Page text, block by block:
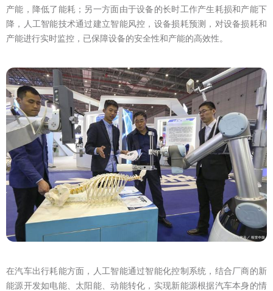
产能，降低了能耗；另一方面由于设备的长时工作产生耗损和产能下
降，人工智能技术通过建立智能风控，设备损耗预测，对设备损耗和
产能进行实时监控，已保障设备的安全性和产能的高效性。
在汽车出行耗能方面，人工智能通过智能化控制系统，结合厂商的新
能源开发如电能、太阳能、动能转化，实现新能源根据汽车本身的情